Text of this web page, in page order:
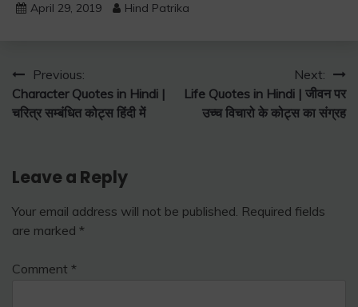
April 29, 2019 Hind Patrika
Post
navigation
Previous:
Character Quotes in Hindi |
चरित्र सम्बंधित कोट्स हिंदी में
Next:
Life Quotes in Hindi | जीवन पर
उच्च विचारो के कोट्स का संग्रह
Leave a Reply
Your email address will not be published. Required fields
are marked *
Comment *